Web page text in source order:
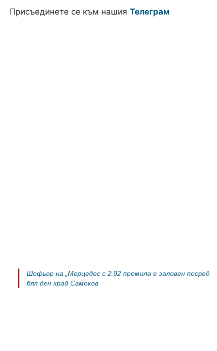
Присъединете се към нашия Телеграм
Шофьор на „Мерцедес с 2.92 промила е заловен посред
бял ден край Самоков